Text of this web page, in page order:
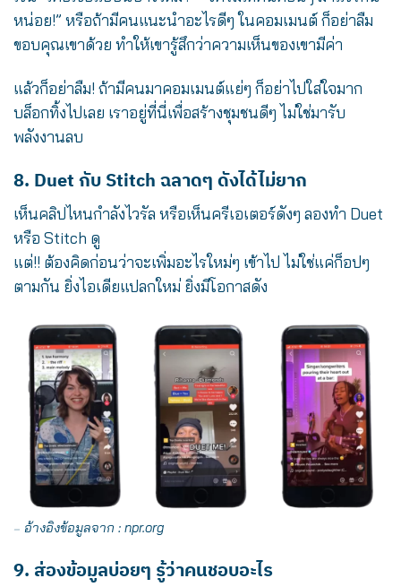
หน่อย!” หรือถ้ามีคนแนะนำอะไรดีๆ ในคอมเมนต์ ก็อย่าลืม
ขอบคุณเขาด้วย ทำให้เขารู้สึกว่าความเห็นของเขามีค่า
แล้วก็อย่าลืม! ถ้ามีคนมาคอมเมนต์แย่ๆ ก็อย่าไปใส่ใจมาก
บล็อกทิ้งไปเลย เราอยู่ที่นี่เพื่อสร้างชุมชนดีๆ ไม่ใช่มารับ
พลังงานลบ
8. Duet กับ Stitch ฉลาดๆ ดังได้ไม่ยาก
เห็นคลิปไหนกำลังไวรัล หรือเห็นครีเอเตอร์ดังๆ ลองทำ Duet
หรือ Stitch ดู
แต่!! ต้องคิดก่อนว่าจะเพิ่มอะไรใหม่ๆ เข้าไป ไม่ใช่แค่ก็อปๆ
ตามกัน ยิ่งไอเดียแปลกใหม่ ยิ่งมีโอกาสดัง
⏤ อ้างอิงข้อมูลจาก : npr.org
9. ส่องข้อมูลบ่อยๆ รู้ว่าคนชอบอะไร